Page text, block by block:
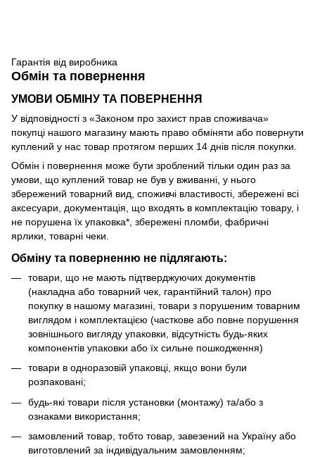
Гарантія від виробника
Обмін та повернення
УМОВИ ОБМІНУ ТА ПОВЕРНЕННЯ
У відповідності з «Законом про захист прав споживача»
покупці нашого магазину мають право обміняти або повернути
куплений у нас товар протягом перших 14 днів після покупки.
Обмін і повернення може бути зроблений тільки один раз за
умови, що куплений товар не був у вживанні, у нього
збережений товарний вид, споживчі властивості, збережені всі
аксесуари, документація, що входять в комплектацію товару, і
не порушена їх упаковка*, збережені пломби, фабричні
ярлики, товарні чеки.
Обміну та поверненню не підлягають:
товари, що не мають підтверджуючих документів
(накладна або товарний чек, гарантійний талон) про
покупку в нашому магазині, товари з порушеним товарним
виглядом і комплектацією (часткове або повне порушення
зовнішнього вигляду упаковки, відсутність будь-яких
компонентів упаковки або їх сильне пошкодження)
товари в одноразовій упаковці, якщо вони були
розпаковані;
будь-які товари після установки (монтажу) та/або з
ознаками використання;
замовлений товар, тобто товар, завезений на Україну або
виготовлений за індивідуальним замовленням;